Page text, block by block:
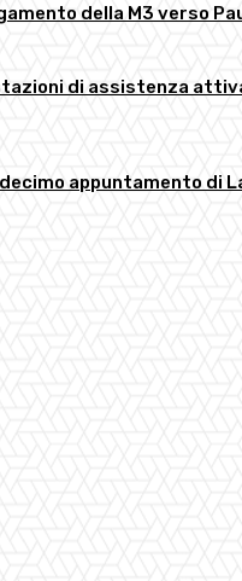
della M3 verso
di assistenza
decimo appuntamento di